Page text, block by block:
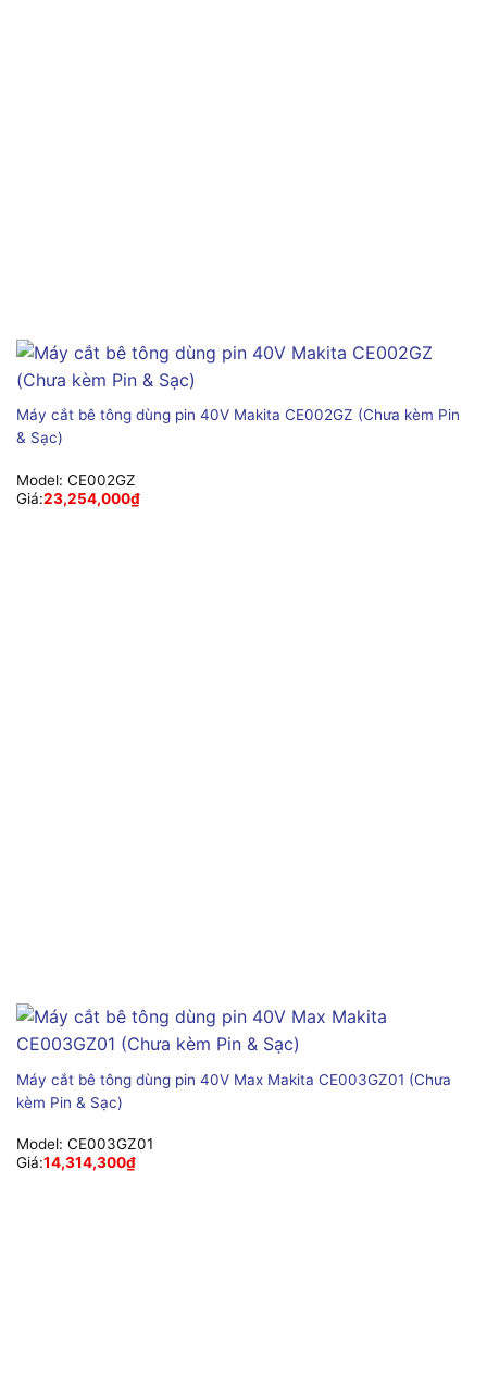
Máy cắt bê tông dùng pin 40V Makita CE002GZ (Chưa kèm Pin
& Sạc)
Model: CE002GZ
Giá:23,254,000₫
Máy cắt bê tông dùng pin 40V Max Makita CE003GZ01 (Chưa
kèm Pin & Sạc)
Model: CE003GZ01
Giá:14,314,300₫